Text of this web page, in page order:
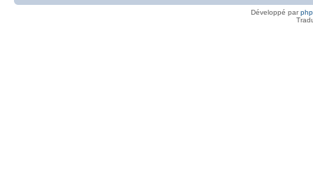
Développé par